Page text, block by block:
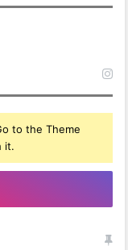
to the Theme
it.